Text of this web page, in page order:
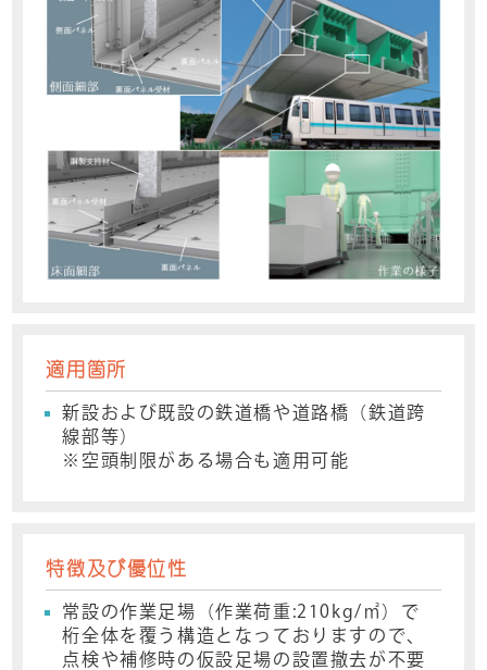
適用箇所
新設および既設の鉄道橋や道路橋（鉄道跨
線部等）
※空頭制限がある場合も適用可能
特徴及び優位性
常設の作業足場（作業荷重:210kg/㎡）で
桁全体を覆う構造となっておりますので、
点検や補修時の仮設足場の設置撤去が不要